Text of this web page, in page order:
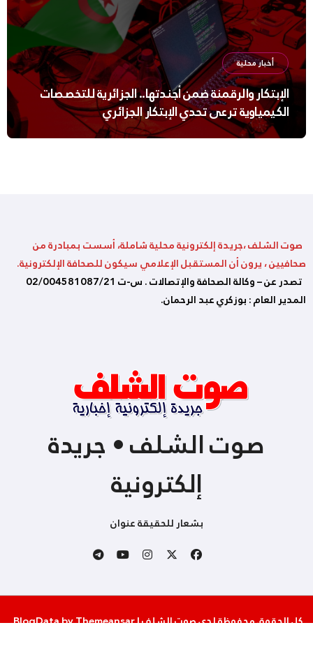
أخبار محلية
الإبتكار والرقمنة ضمن أجندتها.. الجزائرية للتخصصات
الكيمياوية ترعى تحدي الإبتكار الجزائري
صوت الشلف ،جريدة إلكترونية محلية شاملة، أسست بمبادرة من
صحافيين ، يرون أن المستقبل الإعلامي سيكون للصحافة الإلكترونية.
تصدر عن – وكالة الصحافة والإتصالات . س-ت 02/004581087/21
المدير العام : بوزكري عبد الرحمان.
صوت الشلف • جريدة
إلكترونية
بشعار للحقيقة عنوان
كل الحقوق محفوظة لدى صوت الشلف|
BlogDatabyThemeansar
.